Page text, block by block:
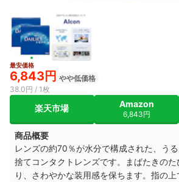
最安価格
6,843円 やや低価格
38.0円 / 1枚
楽天市場 Amazon
6,843円
商品概要
レンズの約70％が水分で構成された、う
捨てコンタクトレンズです。まばたきの
り、さわやかな装用感を保ちます。指の上